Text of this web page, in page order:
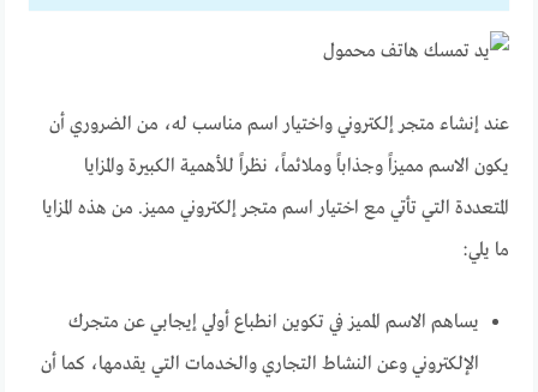
عند إنشاء متجر إلكتروني واختيار اسم مناسب له، من الضروري أن
يكون الاسم مميزاً وجذاباً وملائماً، نظراً للأهمية الكبيرة والمزايا
المتعددة التي تأتي مع اختيار اسم متجر إلكتروني مميز. من هذه المزايا
ما يلي:
يساهم الاسم المميز في تكوين انطباع أولي إيجابي عن متجرك
الإلكتروني وعن النشاط التجاري والخدمات التي يقدمها، كما أن